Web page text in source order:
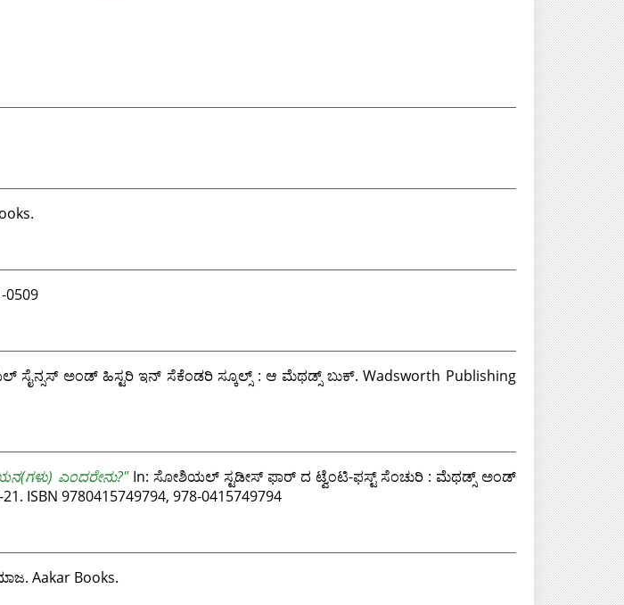
0509
ಅಂಡ್ ಹಿಸ್ಟರಿ ಇನ್ ಸೆಕೆಂಡರಿ ಸ್ಕೂಲ್ಸ್ : ಆ ಮೆಥಡ್ಸ್ ಬುಕ್. Wadsworth Publishing
ಎಂದರೇನು?"In: ಸೋಶಿಯಲ್ ಸ್ಟಡೀಸ್ ಫಾರ್ ದ ಟ್ವೆಂಟಿ-ಫಸ್ಟ್ ಸೆಂಚುರಿ : ಮೆಥಡ್ಸ್ ಅಂಡ್
9780415749794, 978-0415749794
Aakar Books.